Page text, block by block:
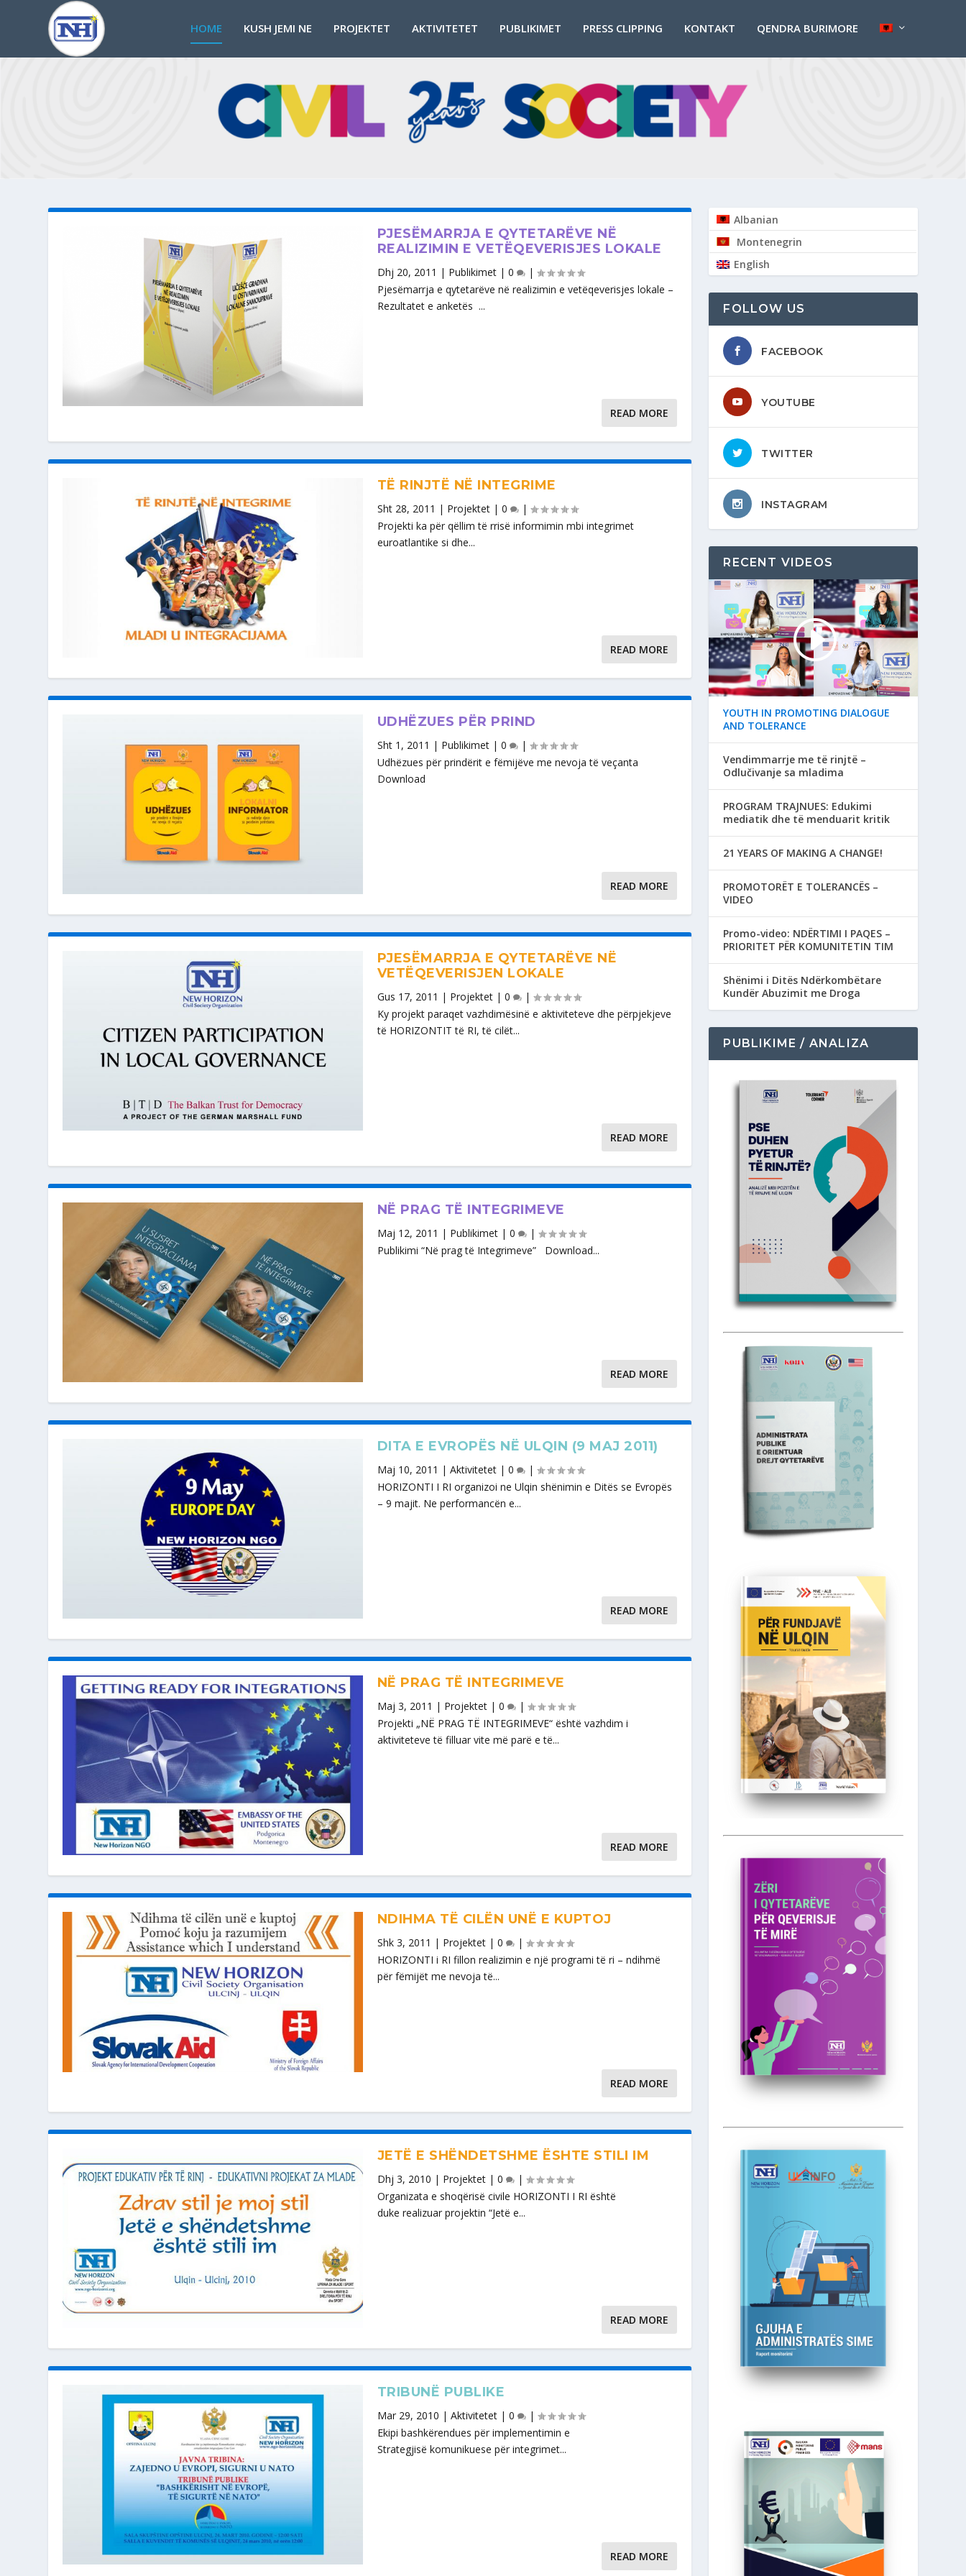
HOME KUSH JEMI NE PROJEKTET AKTIVITETET PUBLIKIMET PRESS CLIPPING KONTAKT QENDRA BURIMORE
PJESËMARRJA E QYTETARËVE NË
REALIZIMIN E VETËQEVERISJES LOKALE
Dhj 20, 2011 | Publikimet| 0
|
Pjesëmarrja e qytetarëve në realizimin e vetëqeverisjes lokale –
Rezultatet e anketës ...
READ MORE
TË RINJTË NË INTEGRIME
Sht 28, 2011 | Projektet| 0
|
Projekti ka për qëllim të rrisë informimin mbi integrimet
euroatlantike si dhe...
READ MORE
UDHËZUES PËR PRIND
Sht 1, 2011 | Publikimet| 0
|
Udhëzues për prindërit e fëmijëve me nevoja të veçanta
Download
READ MORE
PJESËMARRJA E QYTETARËVE NË
VETËQEVERISJEN LOKALE
Gus 17, 2011 | Projektet| 0
|
Ky projekt paraqet vazhdimësinë e aktiviteteve dhe përpjekjeve
të HORIZONTIT të RI, të cilët...
READ MORE
NË PRAG TË INTEGRIMEVE
Maj 12, 2011 | Publikimet| 0
|
Publikimi “Në prag të Integrimeve” Download...
READ MORE
DITA E EVROPËS NË ULQIN (9 MAJ 2011)
Maj 10, 2011 | Aktivitetet| 0
|
HORIZONTI I RI organizoi ne Ulqin shënimin e Ditës se Evropës
– 9 majit. Ne performancën e...
READ MORE
NË PRAG TË INTEGRIMEVE
Maj 3, 2011 | Projektet| 0
|
Projekti „NË PRAG TË INTEGRIMEVE“ është vazhdim i
aktiviteteve të filluar vite më parë e të...
READ MORE
NDIHMA TË CILËN UNË E KUPTOJ
Shk 3, 2011 | Projektet| 0
|
HORIZONTI i RI fillon realizimin e një programi të ri – ndihmë
për fëmijët me nevoja të...
READ MORE
JETË E SHËNDETSHME ËSHTE STILI IM
Dhj 3, 2010 | Projektet| 0
|
Organizata e shoqërisë civile HORIZONTI I RI është
duke realizuar projektin “Jetë e...
READ MORE
TRIBUNË PUBLIKE
Mar 29, 2010 | Aktivitetet| 0
|
Ekipi bashkërendues për implementimin e
Strategjisë komunikuese për integrimet...
READ MORE
Albanian
Montenegrin
English
FOLLOW US
FACEBOOK
YOUTUBE
TWITTER
INSTAGRAM
RECENT VIDEOS
YOUTH IN PROMOTING DIALOGUE
AND TOLERANCE
Vendimmarrje me të rinjtë –
Odlučivanje sa mladima
PROGRAM TRAJNUES: Edukimi
mediatik dhe të menduarit kritik
21 YEARS OF MAKING A CHANGE!
PROMOTORËT E TOLERANCËS –
VIDEO
Promo-video: NDËRTIMI I PAQES –
PRIORITET PËR KOMUNITETIN TIM
Shënimi i Ditës Ndërkombëtare
Kundër Abuzimit me Droga
PUBLIKIME / ANALIZA